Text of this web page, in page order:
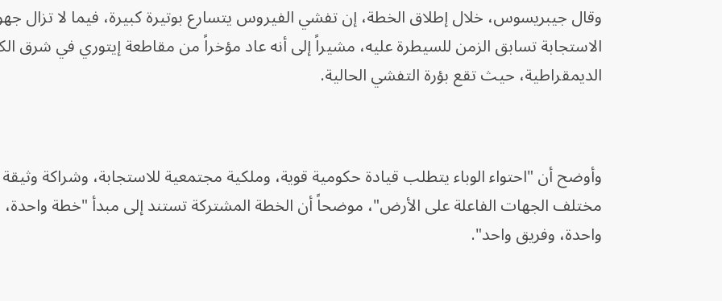
وقال جيبريسوس، خلال إطلاق الخطة، إن تفشي الفيروس يتسارع بوتيرة كبيرة، فيما لا تزال
الاستجابة تسابق الزمن للسيطرة عليه، مشيراً إلى أنه عاد مؤخراً من مقاطعة إيتوري في شرق
الديمقراطية، حيث تقع بؤرة التفشي الحالية.
وأوضح أن "احتواء الوباء يتطلب قيادة حكومية قوية، وملكية مجتمعية للاستجابة، وشراكة
مختلف الجهات الفاعلة على الأرض"، موضحاً أن الخطة المشتركة تستند إلى مبدأ "خطة واحدة،
واحدة، وفريق واحد".